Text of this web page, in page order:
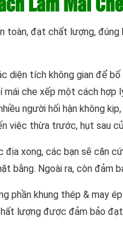
Làm Mái
toàn, đạt chất lượng,
diện tích không gian để
che xếp một cách hợp
người hối hận không
việc thừa trước, hụt sau
xong, các bạn sẽ căn
bằng. Ngoài ra, còn đảm
phần khung thép & may
lượng được đảm bảo